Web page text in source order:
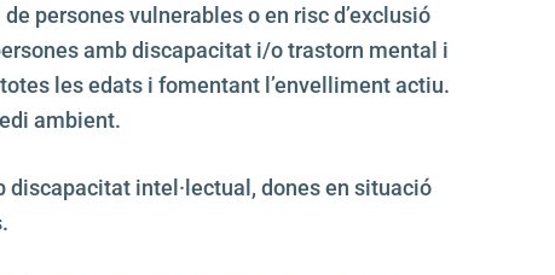
persones vulnerables o en risc d’exclusió
amb discapacitat i/o trastorn mental i
les edats i fomentant l’envelliment actiu.
ambient.
intel·lectual, dones en situació